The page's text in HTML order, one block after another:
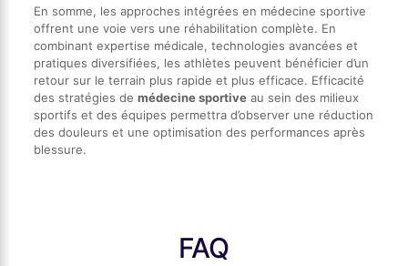
En somme, les approches intégrées en médecine sportive
offrent une voie vers une réhabilitation complète. En
combinant expertise médicale, technologies avancées et
pratiques diversifiées, les athlètes peuvent bénéficier d’un
retour sur le terrain plus rapide et plus efficace. Efficacité
des stratégies de médecine sportiveau sein des milieux
sportifs et des équipes permettra d’observer une réduction
des douleurs et une optimisation des performances après
blessure.
FAQ